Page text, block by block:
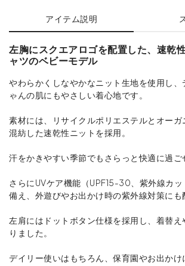
アイテム説明
左胸にスクエアロゴを配置した、速乾
ャツのベビーモデル
やわらかくしなやかなニット生地を使用し、
ゃんの肌にもやさしい着心地です。
素材には、リサイクルポリエステルとオーガ
混紡した速乾性ニットを採用。
汗をかきやすい季節でもさらっと快適に過ご
さらにUVケア機能（UPF15-30、紫外線カ
備え、外遊びやお出かけ時の紫外線対策にも
左肩にはドットボタン仕様を採用し、着替
りました。
デイリー使いはもちろん、保育園やお出か